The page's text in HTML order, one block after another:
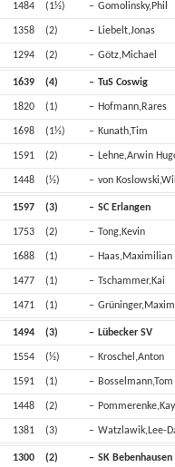
1484 (1½) – Gomolinsky,Phil
1358 (2) – Liebelt,Jonas
1294 (2) – Götz,Michael
1639 (4) – TuS Coswig
1820 (1) – Hofmann,Rares
1698 (1½) – Kunath,Tim
1591 (2) – Lehne,Arwin
1448 (½) – von
1597 (3) – SC Erlangen
1753 (2) – Tong,Kevin
1688 (1) – Haas,Maximilian
1477 (1) – Tschammer,Kai
1471 (1) – Grüninger,Maxim
1494 (3) – Lübecker SV
1554 (½) – Kroschel,Anton
1591 (1) –
1448 (2) –
1381 (3) – Watzlawik,Lee-
1300 (2) – SK Bebenhausen